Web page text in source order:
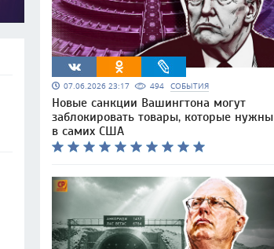
07.06.2026 23:17 494 СОБЫТИЯ
Новые санкции Вашингтона могут
заблокировать товары, которые нужны
в самих США